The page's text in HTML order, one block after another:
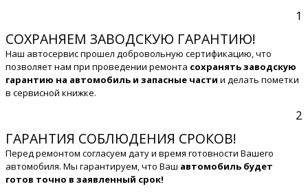
1
СОХРАНЯЕМ ЗАВОДСКУЮ ГАРАНТИЮ!
Наш автосервис прошел добровольную сертификацию, что
позволяет нам при проведении ремонта сохранять заводскую
гарантию на автомобиль и запасные части и делать пометки
в сервисной книжке.
2
ГАРАНТИЯ СОБЛЮДЕНИЯ СРОКОВ!
Перед ремонтом согласуем дату и время готовности Вашего
автомобиля. Мы гарантируем, что Ваш автомобиль будет
готов точно в заявленный срок!